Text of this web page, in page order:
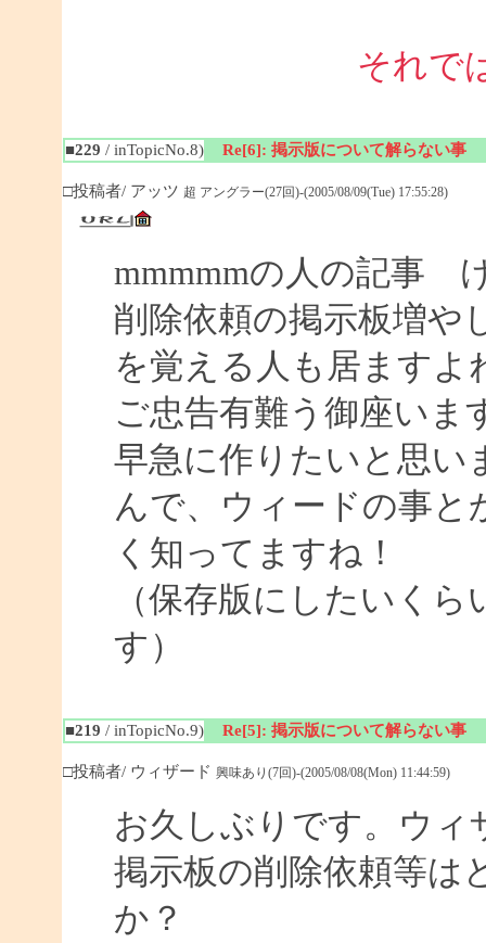
それで
■229 / inTopicNo.8) Re[6]: 掲示版について解らない事
□投稿者/ アッツ 超 アングラー(27回)-(2005/08/09(Tue) 17:55:28)
mmmmmの人の記事
削除依頼の掲示板増
を覚える人も居ますよ
ご忠告有難う御座いま
早急に作りたいと思い
んで、ウィードの事
く知ってますね！
（保存版にしたいく
す）
■219 / inTopicNo.9) Re[5]: 掲示版について解らない事
□投稿者/ ウィザード 興味あり(7回)-(2005/08/08(Mon) 11:44:59)
お久しぶりです。ウィ
掲示板の削除依頼等は
か？